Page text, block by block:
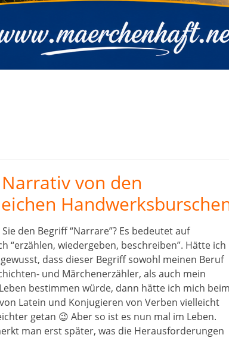
von den
den Begriff “Narrare”? Es bedeutet auf
“erzählen, wiedergeben, beschreiben”. Hätte ich
dass dieser Begriff sowohl meinen Beruf
und Märchenerzähler, als auch mein
bestimmen würde, dann hätte ich mich
Latein und Konjugieren von Verben vielleicht
getan 😉 Aber so ist es nun mal im Leben.
man erst später, was die Herausforderungen